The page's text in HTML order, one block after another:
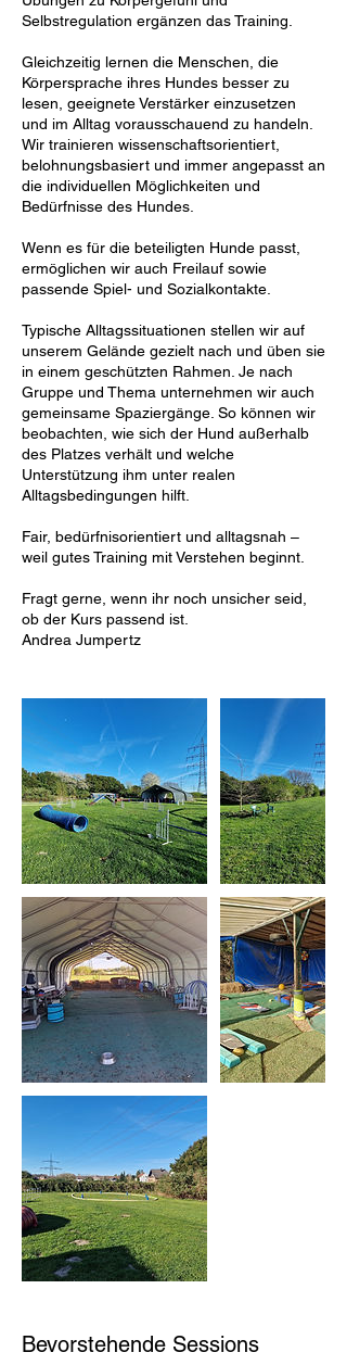
Selbstregulation ergänzen das Training.
Gleichzeitig lernen die Menschen, die
Körpersprache ihres Hundes besser zu
lesen, geeignete Verstärker einzusetzen
und im Alltag vorausschauend zu handeln.
Wir trainieren wissenschaftsorientiert,
belohnungsbasiert und immer angepasst an
die individuellen Möglichkeiten und
Bedürfnisse des Hundes.
Wenn es für die beteiligten Hunde passt,
ermöglichen wir auch Freilauf sowie
passende Spiel- und Sozialkontakte.
Typische Alltagssituationen stellen wir auf
unserem Gelände gezielt nach und üben sie
in einem geschützten Rahmen. Je nach
Gruppe und Thema unternehmen wir auch
gemeinsame Spaziergänge. So können wir
beobachten, wie sich der Hund außerhalb
des Platzes verhält und welche
Unterstützung ihm unter realen
Alltagsbedingungen hilft.
Fair, bedürfnisorientiert und alltagsnah –
weil gutes Training mit Verstehen beginnt.
Fragt gerne, wenn ihr noch unsicher seid,
ob der Kurs passend ist.
Andrea Jumpertz
Bevorstehende Sessions